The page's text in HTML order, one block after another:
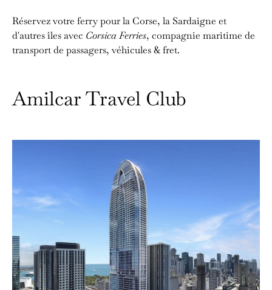
Réservez votre ferry pour la Corse, la Sardaigne et
d'autres îles avec Corsica Ferries, compagnie maritime de
transport de passagers, véhicules & fret.
Amilcar Travel Club